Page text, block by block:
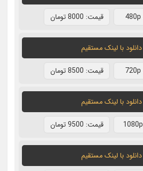
قيمت: 8000 تومان
دانلود با لينک مستقيم
قيمت: 8500 تومان
دانلود با لينک مستقيم
قيمت: 9500 تومان
دانلود با لينک مستقيم